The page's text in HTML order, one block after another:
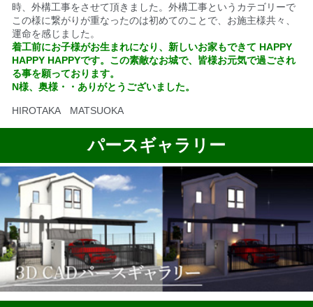
時、外構工事をさせて頂きました。外構工事というカテゴリーで
この様に繋がりが重なったのは初めてのことで、お施主様共々、
運命を感じました。
着工前にお子様がお生まれになり、新しいお家もできて HAPPY
HAPPY HAPPYです。 この素敵なお城で、皆様お元気で過ごされ
る事を願っております。
N様、奥様・・ありがとうございました。
HIROTAKA MATSUOKA
パースギャラリー